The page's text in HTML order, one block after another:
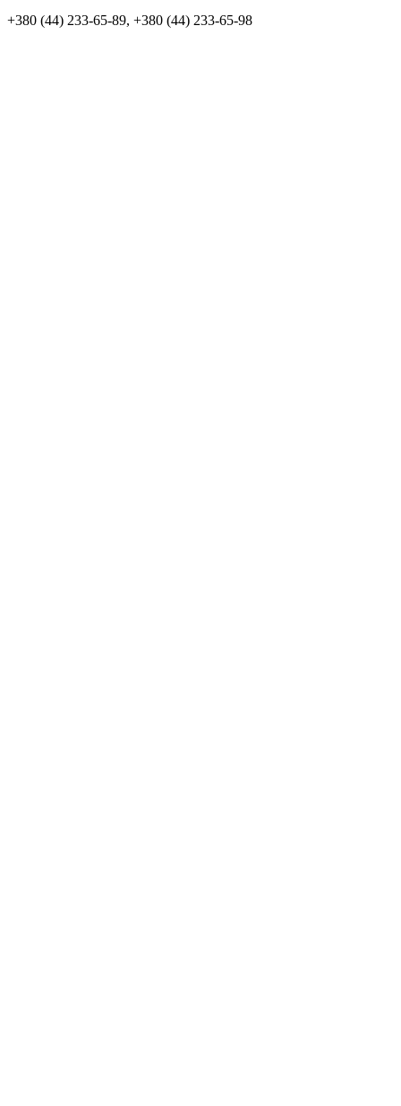
+380 (44) 233-65-89, +380 (44) 233-65-98